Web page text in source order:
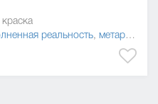
реальность, метареализм